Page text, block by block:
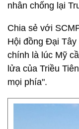
nhân chống lại
Chia sẻ với
Hội đồng Đại
chính là lúc Mỹ
lửa của Triều
mọi phía".